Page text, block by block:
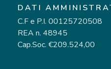
DATI
C.F e P.I. 00125720508
REA n. 48945
Cap.Soc. €209.524,00